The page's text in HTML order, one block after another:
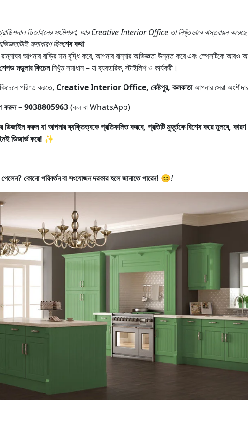
ডিজাইনের সংমিশ্রণ, আর Creative Interior Office তা নিখুঁতভাবে বাস্তবায়ন
অসাধারণ ছিলশেষ কথা
রান্নাঘর আপনার বাড়ির মান বৃদ্ধি করে, আপনার রান্নার অভিজ্ঞতা উন্নত করে এবং স্পেসটিকে আরও
মডুলার কিচেননিখুঁত সমাধান – যা ব্যবহারিক, স্টাইলিশ ও কার্যকরী।
পরিণত করতে, Creative Interior Office, কেষ্টপুর, কলকাতাআপনার সেরা
করুন–9038805963(কল বা WhatsApp)
ডিজাইন করুন যা আপনার ব্যক্তিত্বকে প্রতিফলিত করবে, প্রতিটি মুহূর্তকে বিশেষ করে তুলবে,
ডিজার্ভ করে! ✨
কোনো পরিবর্তন বা সংযোজন দরকার হলে জানাতে পারেন! 😊!